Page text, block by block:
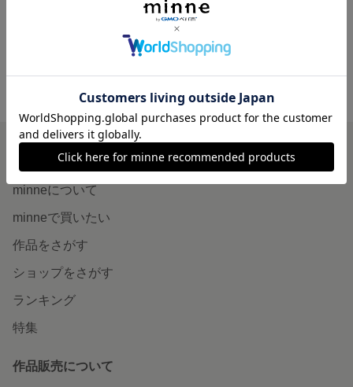
300円
MIII0104'S GALLERY の作品一覧
minneを知る
minneについて
minneで買いたい
作品をさがす
ショップをさがす
ランキング
特集
作品販売について